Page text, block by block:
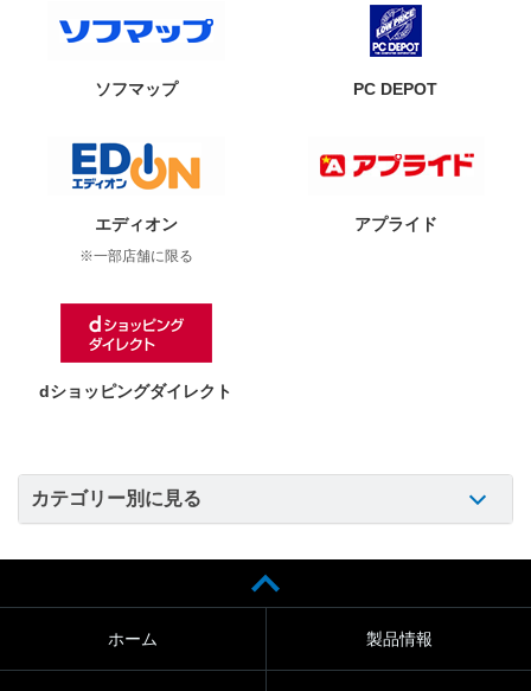
ソフマップ PC DEPOT
エディオン
※一部店舗に限る
アプライド
dショッピングダイレクト
カテゴリー別に見る
ホーム 製品情報